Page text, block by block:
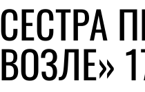
СЕСТРА
ВОЗЛЕ»